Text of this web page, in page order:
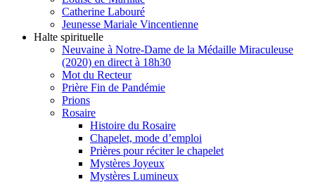
Catherine Labouré
Jeunesse Mariale Vincentienne
Halte spirituelle
Neuvaine à Notre-Dame de la Médaille Miraculeuse
(2020) en direct à 18h30
Mot du Recteur
Prière Fin de Pandémie
Prions
Rosaire
Histoire du Rosaire
Chapelet, mode d’emploi
Prières pour réciter le chapelet
Mystères Joyeux
Mystères Lumineux